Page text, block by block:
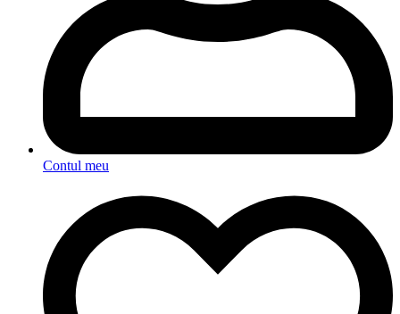
Contul meu